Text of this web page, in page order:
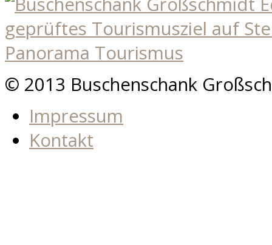
© 2013 Buschenschank
Impressum
Kontakt